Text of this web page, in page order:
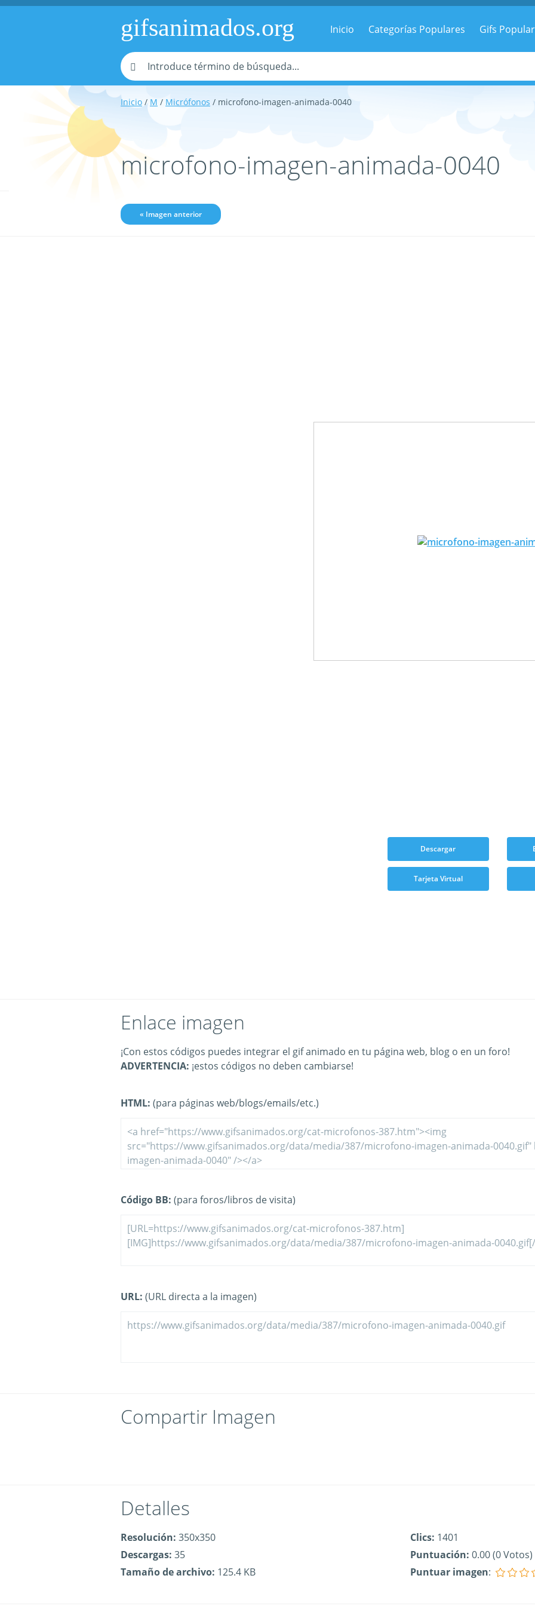
gifsanimados.org Inicio Categorías Populares Gifs
Inicio / M / Micrófonos / microfono-imagen-animada-0040
microfono-imagen-animada-0040
« Imagen anterior
Descargar
Tarjeta Virtual
Enlace imagen
¡Con estos códigos puedes integrar el gif animado en tu página web, blog o en un foro!
ADVERTENCIA: ¡estos códigos no deben cambiarse!
HTML: (para páginas web/blogs/emails/etc.)
Código BB: (para foros/libros de visita)
URL: (URL directa a la imagen)
Compartir Imagen
Detalles
Resolución: 350x350
Descargas: 35
Tamaño de archivo: 125.4 KB
Clics: 1401
Puntuación: 0.00 (0 Votos)
Puntuar imagen: